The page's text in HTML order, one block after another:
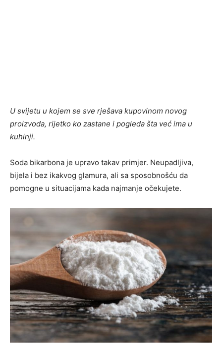
U svijetu u kojem se sve rješava kupovinom novog
proizvoda, rijetko ko zastane i pogleda šta već ima u
kuhinji.
Soda bikarbona je upravo takav primjer. Neupadljiva,
bijela i bez ikakvog glamura, ali sa sposobnošću da
pomogne u situacijama kada najmanje očekujete.